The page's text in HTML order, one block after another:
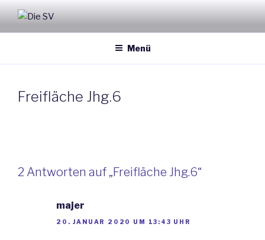
Inhalt
springenDIE SV
Menü
Freifläche Jhg.6
2 Antworten auf „Freifläche Jhg.6“
majer
20. JANUAR 2020 UM 13:43 UHR